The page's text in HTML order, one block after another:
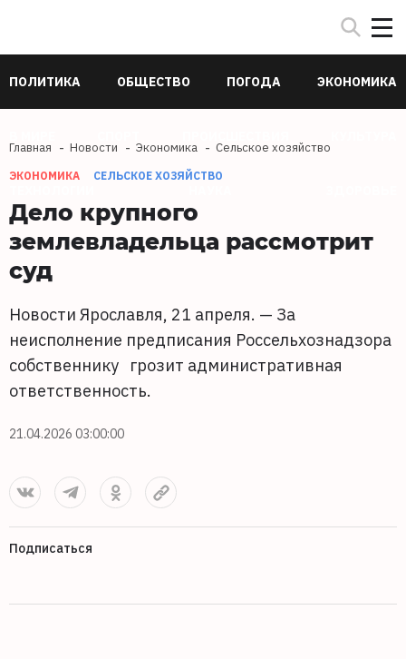
ПОЛИТИКА ОБЩЕСТВО ПОГОДА ЭКОНОМИКА
Главная Новости Экономика Сельское хозяйство
ЭКОНОМИКА СЕЛЬСКОЕ ХОЗЯЙСТВО
Дело крупного
землевладельца рассмотрит
суд
Новости Ярославля, 21 апреля. — За
неисполнение предписания Россельхознадзора
собственнику грозит административная
ответственность.
21.04.2026 03:00:00
Подписаться